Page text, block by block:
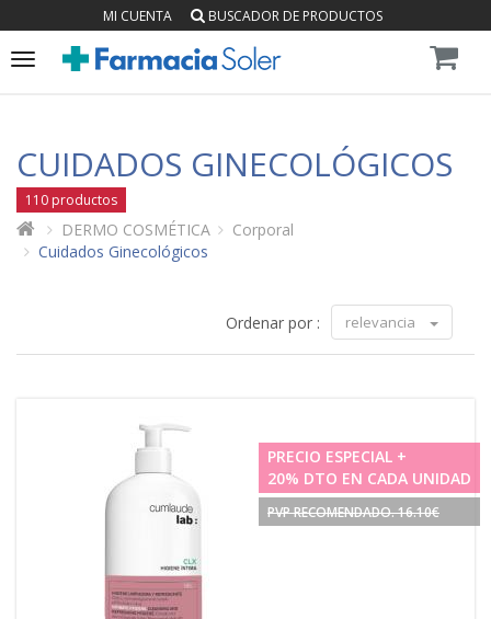
MI CUENTA BUSCADOR DE PRODUCTOS
Toggle
CUIDADOS GINECOLÓGICOS
110 productos
DERMO COSMÉTICA
Corporal
Cuidados Ginecológicos
Ordenar por : relevancia
PRECIO ESPECIAL +
20% DTO EN CADA UNIDAD
PVP RECOMENDADO. 16.10€